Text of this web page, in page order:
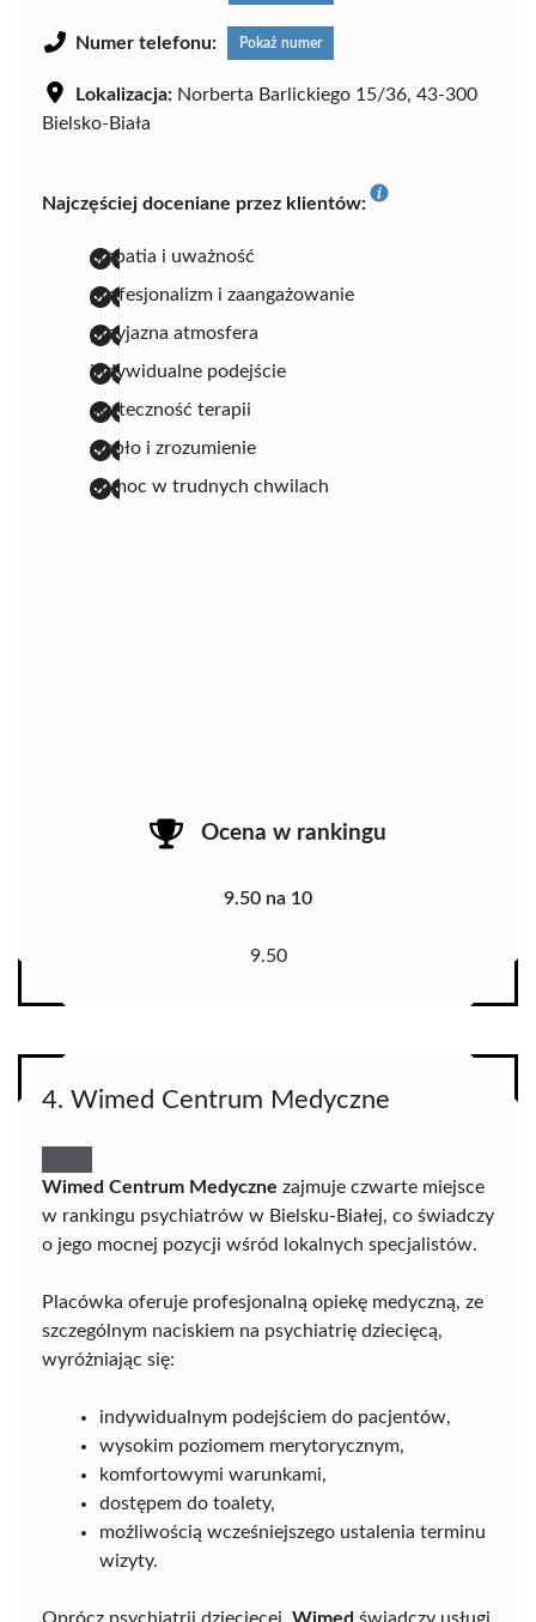
Numer telefonu: Pokaż numer
Lokalizacja: Norberta Barlickiego 15/36, 43-300
Bielsko-Biała
Najczęściej doceniane przez klientów:
empatia i uważność
profesjonalizm i zaangażowanie
przyjazna atmosfera
indywidualne podejście
skuteczność terapii
ciepło i zrozumienie
pomoc w trudnych chwilach
Ocena w rankingu
9.50 na 10
9.50
4. Wimed Centrum Medyczne
Wimed Centrum Medyczne zajmuje czwarte miejsce
w rankingu psychiatrów w Bielsku-Białej, co świadczy
o jego mocnej pozycji wśród lokalnych specjalistów.
Placówka oferuje profesjonalną opiekę medyczną, ze
szczególnym naciskiem na psychiatrię dziecięcą,
wyróżniając się:
indywidualnym podejściem do pacjentów,
wysokim poziomem merytorycznym,
komfortowymi warunkami,
dostępem do toalety,
możliwością wcześniejszego ustalenia terminu
wizyty.